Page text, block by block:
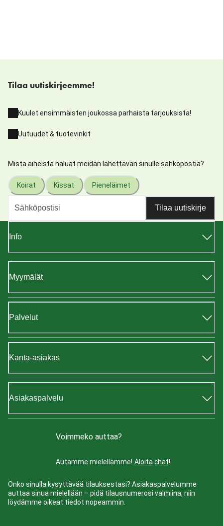
Tilaa uutiskirjeemme!
Kuulet ensimmäisten joukossa parhaista tarjouksista!
Uutuudet & tuotevinkit
Mistä aiheista haluat meidän lähettävän sinulle sähköpostia?
Koirat Kissat Pieneläimet
Tilaa uutiskirje
Info
Myymälät
Palvelut
Kanta-asiakas
Asiakaspalvelu
Voimmeko auttaa?
Autamme mielellämme! Aloita chat!
Onko sinulla kysyttävää tilauksestasi? Asiakaspalvelumme
auttaa sinua mielellään – pidä tilausnumerosi valmiina, niin
löydämme oikeat tiedot nopeammin.